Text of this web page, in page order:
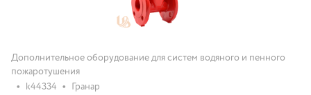
Дополнительное оборудование для систем водяного и пенного
пожаротушения
• k44334 • Гранар